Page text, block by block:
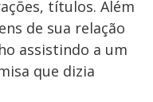
títulos. Além
de sua relação
assistindo a um
que dizia